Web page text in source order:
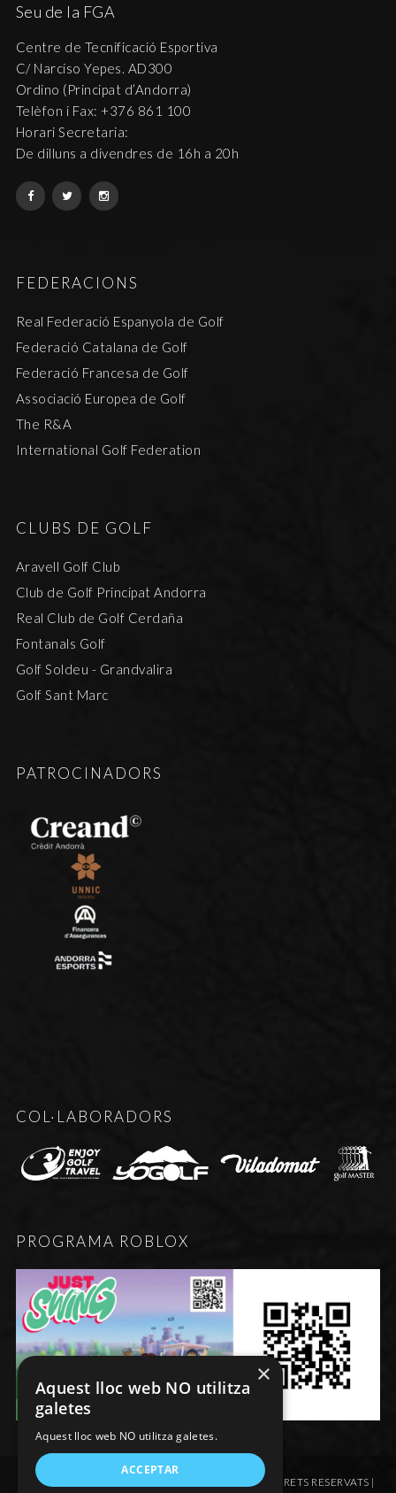
Seu de la FGA
Centre de Tecnificació Esportiva
C/ Narciso Yepes. AD300
Ordino (Principat d’Andorra)
Telèfon i Fax: +376 861 100
Horari Secretaria:
De dilluns a divendres de 16h a 20h
FEDERACIONS
Real Federació Espanyola de Golf
Federació Catalana de Golf
Federació Francesa de Golf
Associació Europea de Golf
The R&A
International Golf Federation
CLUBS DE GOLF
Aravell Golf Club
Club de Golf Principat Andorra
Real Club de Golf Cerdaña
Fontanals Golf
Golf Soldeu - Grandvalira
Golf Sant Marc
PATROCINADORS
COL·LABORADORS
PROGRAMA ROBLOX
© FEDERACIÓ DE GOLF D'ANDORRA - TOTS ELS DRETS RESERVATS |
×
Aquest lloc web NO utilitza
galetes
Aquest lloc web NO utilitza galetes.
ACCEPTAR